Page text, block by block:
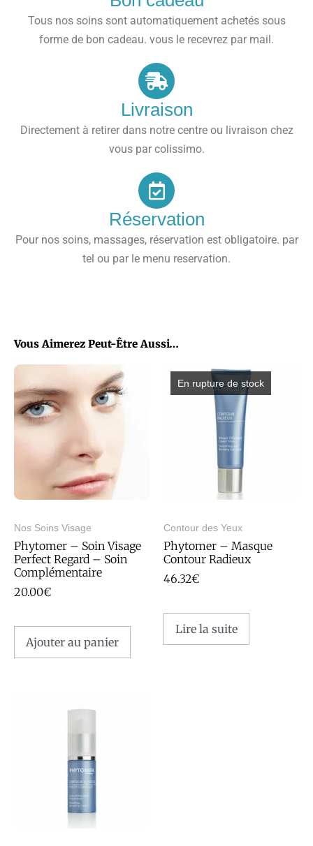
Vous Aimerez Peut-Être Aussi…
Nos Soins Visage
Phytomer – Soin Visage
Perfect Regard – Soin
Complémentaire
20.00€
Ajouter au panier
En rupture de stock
Contour des Yeux
Phytomer – Masque
Contour Radieux
46.32€
Lire la suite
Tous nos soins sont automatiquement achetés sous
forme de bon cadeau. vous le recevrez par mail.
Livraison
Directement à retirer dans notre centre ou livraison chez
vous par colissimo.
Réservation
Pour nos soins, massages, réservation est obligatoire. par
tel ou par le menu reservation.